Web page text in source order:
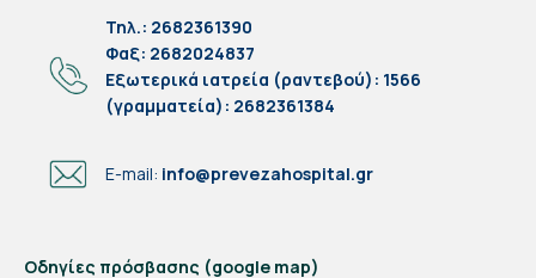
Τηλ.: 2682361390
Φαξ: 2682024837
Eξωτερικά ιατρεία (ραντεβού): 1566
(γραμματεία): 2682361384
E-mail: info@prevezahospital.gr
Οδηγίες πρόσβασης (google map)